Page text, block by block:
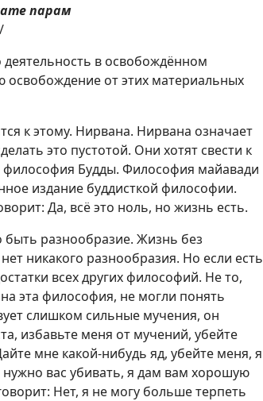
парам
/
в освобождённом
освобождение от этих материальных
к этому. Нирвана. Нирвана означает
это пустотой. Они хотят свести к
философия Будды. Философия майавади
издание буддисткой философии.
Да, всё это ноль, но жизнь есть.
быть разнообразие. Жизнь без
никакого разнообразия. Но если есть
всех других философий. Не то,
эта философия, не могли понять
слишком сильные мучения, он
избавьте меня от мучений, убейте
мне какой-нибудь яд, убейте меня, я
вас убивать, я дам вам хорошую
Нет, я не могу больше терпеть